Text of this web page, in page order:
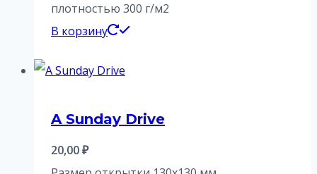
плотностью 300 г/м2
В корзину
A Sunday Drive
20,00₽